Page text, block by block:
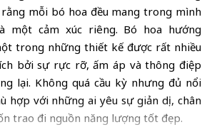
mỗi bó hoa đều mang trong mình
một cảm xúc riêng. Bó hoa hướng
trong những thiết kế được rất nhiều
bởi sự rực rỡ, ấm áp và thông điệp
lại. Không quá cầu kỳ nhưng đủ nổi
hợp với những ai yêu sự giản dị, chân
trao đi nguồn năng lượng tốt đẹp.